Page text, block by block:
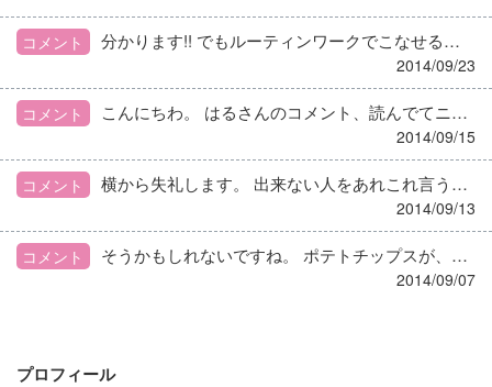
コメント 分かります!! でもルーティンワークでこなせるようになり、 さらに食育なんぞもやって評判がよくなれば、 賃上げを要求するのは悪いことではない、 ちゃんと根拠さえ出せれば。 私も関西人ですが、社会人なりたての頃は、 組んでた営業管理に言われましたよ、 「あんたは商売の匂いがしない」って。 両親が公務員でしたしね。 でも30ピー歳になり、１人職場であちこちを調整 しているうちに、仕事には真摯でいるけど、 此方にも相手側にも利益の出る話ができるようになったかも。 待遇、給料含め。 とりあえず、仕事に慣れて時間内に帰れるように なること祈っています。 小さいお子さんがいて家でも仕事は疲れますものね。
2014/09/23
コメント こんにちわ。 はるさんのコメント、読んでてニヤっとします。 成る程、うんうん、って共感、新しい発見。 広い視野って大事ですよね。 エイチエ見てて良かったわー、と思います(笑)
2014/09/15
コメント 横から失礼します。 出来ない人をあれこれ言うよりも、 ちゃんと使って仕事してもらうのが責任者だということかと。 雰囲気が変わると周りも変わっていきます。 あなた自身が気を強く持ってください。 皆さんはなにも、読書してる人をかばってるわけではないですよ。
2014/09/13
コメント そうかもしれないですね。 ポテトチップスが、どんどん濃く複雑味になるのを見ると 愕然とします(笑) でも子供は、実はシンプルな味を好むんですよね。 分かりやすい味。 既製品より、こてこてしない手作りのもの。 保育園に勤めて、それが凄く分かります。 大人のほうが、色んなこと考えすぎなんでしょうね(笑)
2014/09/07
プロフィール